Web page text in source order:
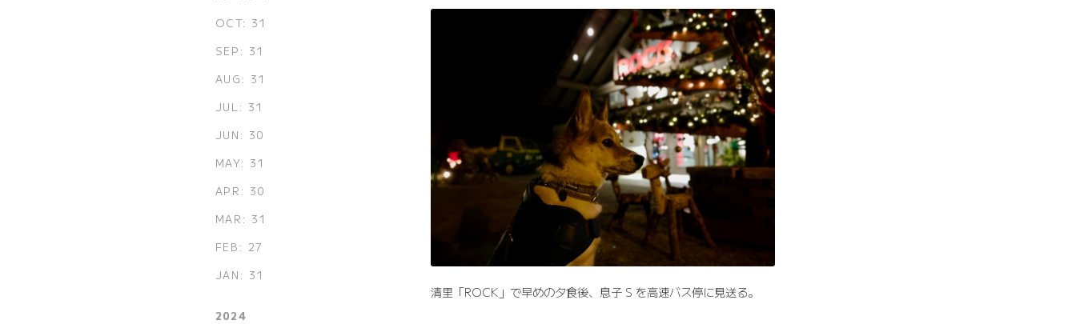
OCT: 31
SEP: 31
AUG: 31
JUL: 31
JUN: 30
MAY: 31
APR: 30
MAR: 31
FEB: 27
JAN: 31
2024
清里「ROCK」で早めの夕食後、息子 S を高速バス停に見送る。